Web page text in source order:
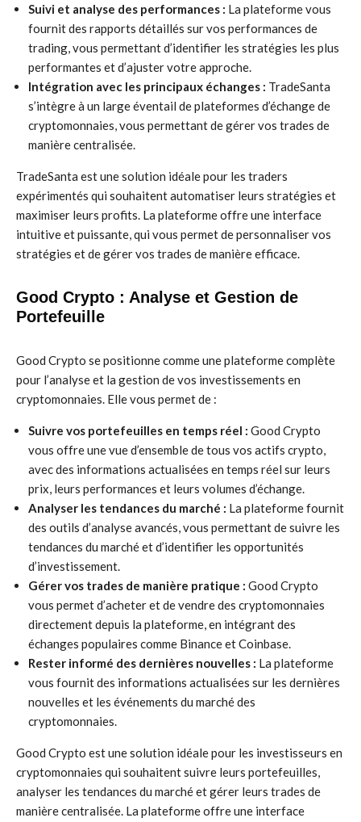
Suivi et analyse des performances : La plateforme vous
fournit des rapports détaillés sur vos performances de
trading, vous permettant d’identifier les stratégies les plus
performantes et d’ajuster votre approche.
Intégration avec les principaux échanges : TradeSanta
s’intègre à un large éventail de plateformes d’échange de
cryptomonnaies, vous permettant de gérer vos trades de
manière centralisée.
TradeSanta est une solution idéale pour les traders
expérimentés qui souhaitent automatiser leurs stratégies et
maximiser leurs profits. La plateforme offre une interface
intuitive et puissante, qui vous permet de personnaliser vos
stratégies et de gérer vos trades de manière efficace.
Good Crypto : Analyse et Gestion de
Portefeuille
Good Crypto se positionne comme une plateforme complète
pour l’analyse et la gestion de vos investissements en
cryptomonnaies. Elle vous permet de :
Suivre vos portefeuilles en temps réel : Good Crypto
vous offre une vue d’ensemble de tous vos actifs crypto,
avec des informations actualisées en temps réel sur leurs
prix, leurs performances et leurs volumes d’échange.
Analyser les tendances du marché : La plateforme fournit
des outils d’analyse avancés, vous permettant de suivre les
tendances du marché et d’identifier les opportunités
d’investissement.
Gérer vos trades de manière pratique : Good Crypto
vous permet d’acheter et de vendre des cryptomonnaies
directement depuis la plateforme, en intégrant des
échanges populaires comme Binance et Coinbase.
Rester informé des dernières nouvelles : La plateforme
vous fournit des informations actualisées sur les dernières
nouvelles et les événements du marché des
cryptomonnaies.
Good Crypto est une solution idéale pour les investisseurs en
cryptomonnaies qui souhaitent suivre leurs portefeuilles,
analyser les tendances du marché et gérer leurs trades de
manière centralisée. La plateforme offre une interface